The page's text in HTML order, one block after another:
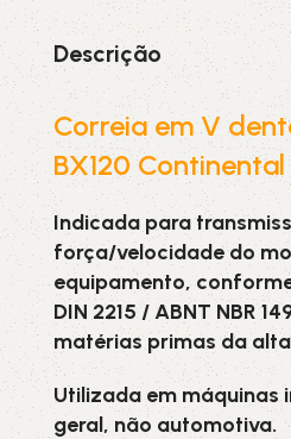
Descrição
Correia em V
BX120
Indicada para
força/velocidade do
equipamento,
DIN 2215 / ABNT NBR
matérias primas da
Utilizada em máquinas
geral, não automotiva.